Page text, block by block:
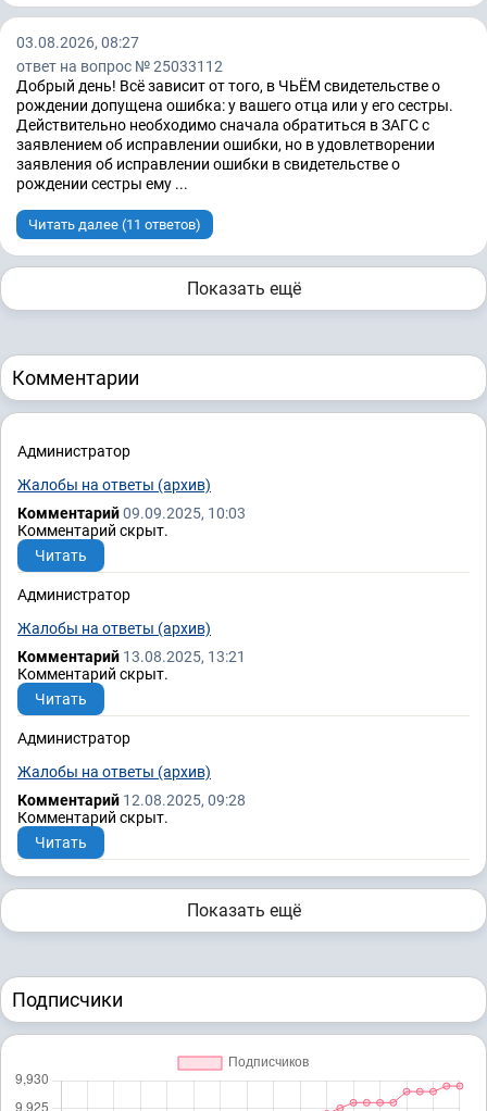
03.08.2026, 08:27
ответ на вопрос № 25033112
Добрый день! Всё зависит от того, в ЧЬЁМ свидетельстве о
рождении допущена ошибка: у вашего отца или у его сестры.
Действительно необходимо сначала обратиться в ЗАГС с
заявлением об исправлении ошибки, но в удовлетворении
заявления об исправлении ошибки в свидетельстве о
рождении сестры ему ...
Читать далее (11 ответов)
Показать ещё
Комментарии
Администратор
Жалобы на ответы (архив)
Комментарий09.09.2025, 10:03
Комментарий скрыт.
Читать
Администратор
Жалобы на ответы (архив)
Комментарий 13.08.2025, 13:21
Комментарий скрыт.
Читать
Администратор
Жалобы на ответы (архив)
Комментарий 12.08.2025, 09:28
Комментарий скрыт.
Читать
Показать ещё
Подписчики